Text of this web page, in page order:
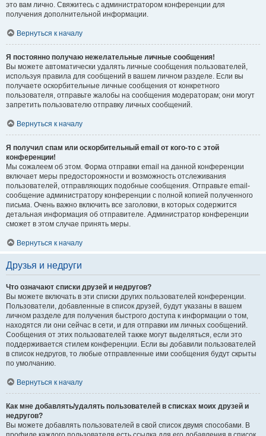
это вам лично. Свяжитесь с администратором конференции для
получения дополнительной информации.
Вернуться к началу
Я постоянно получаю нежелательные личные сообщения!
Вы можете автоматически удалять личные сообщения пользователей,
используя правила для сообщений в вашем личном разделе. Если вы
получаете оскорбительные личные сообщения от конкретного
пользователя, отправьте жалобы на сообщения модераторам; они могут
запретить пользователю отправку личных сообщений.
Вернуться к началу
Я получил спам или оскорбительный email от кого-то с этой
конференции!
Мы сожалеем об этом. Форма отправки email на данной конференции
включает меры предосторожности и возможность отслеживания
пользователей, отправляющих подобные сообщения. Отправьте email-
сообщение администратору конференции с полной копией полученного
письма. Очень важно включить все заголовки, в которых содержится
детальная информация об отправителе. Администратор конференции
сможет в этом случае принять меры.
Вернуться к началу
Друзья и недруги
Что означают списки друзей и недругов?
Вы можете включать в эти списки других пользователей конференции.
Пользователи, добавленные в список друзей, будут указаны в вашем
личном разделе для получения быстрого доступа к информации о том,
находятся ли они сейчас в сети, и для отправки им личных сообщений.
Сообщения от этих пользователей также могут выделяться, если это
поддерживается стилем конференции. Если вы добавили пользователей
в список недругов, то любые отправленные ими сообщения будут скрыты
по умолчанию.
Вернуться к началу
Как мне добавлять/удалять пользователей в списках моих друзей и
недругов?
Вы можете добавлять пользователей в свой список двумя способами. В